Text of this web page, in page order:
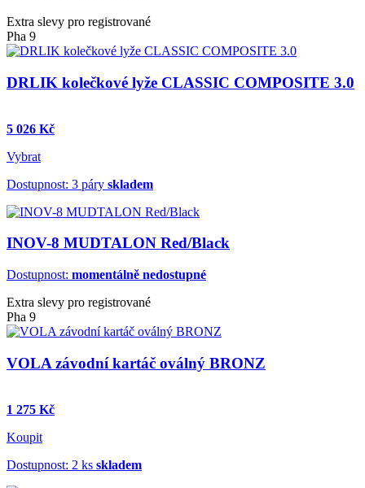
Extra slevy pro registrované
Pha 9
DRLIK kolečkové lyže CLASSIC COMPOSITE 3.0
5 026 Kč
Vybrat
Dostupnost: 3 páry skladem
INOV-8 MUDTALON Red/Black
Dostupnost: momentálně nedostupné
Extra slevy pro registrované
Pha 9
VOLA závodní kartáč oválný BRONZ
1 275 Kč
Koupit
Dostupnost: 2 ks skladem